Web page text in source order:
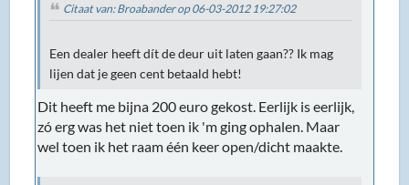
Citaat van: Broabander op 06-03-2012 19:27:02
Een dealer heeft dít de deur uit laten gaan?? Ik mag
lijen dat je geen cent betaald hebt!
Dit heeft me bijna 200 euro gekost. Eerlijk is eerlijk,
zó erg was het niet toen ik 'm ging ophalen. Maar
wel toen ik het raam één keer open/dicht maakte.